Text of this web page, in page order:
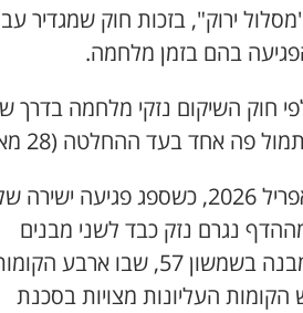
ירוק", בזכות חוק שמגדיר
בהם בזמן מלחמה.
חוק השיקום נזקי מלחמה בדרך
פה אחד בעד ההחלטה (28 מאי).
המתחם בחיפה נפגע ב-5 באפריל 2026, כשספג פגיעה
נגרם נזק כבד לשני מבנים
המיועדים ממילא להריסה: המבנה בשמשון 57, שבו ארבע
העליונות מצויות בסכנת